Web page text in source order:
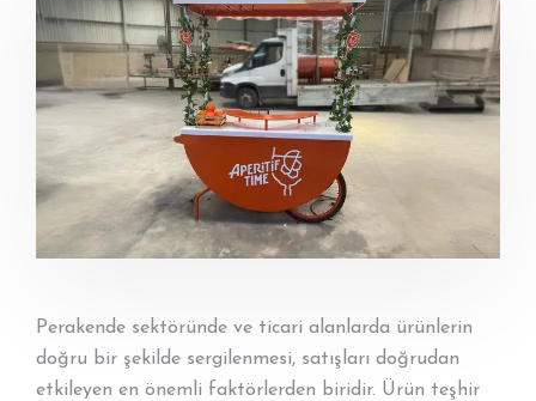
Perakende sektöründe ve ticari alanlarda ürünlerin
doğru bir şekilde sergilenmesi, satışları doğrudan
etkileyen en önemli faktörlerden biridir. Ürün teşhir